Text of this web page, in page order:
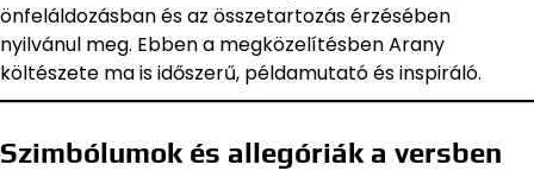
önfeláldozásban és az összetartozás érzésében
nyilvánul meg. Ebben a megközelítésben Arany
költészete ma is időszerű, példamutató és inspiráló.
Szimbólumok és allegóriák a versben